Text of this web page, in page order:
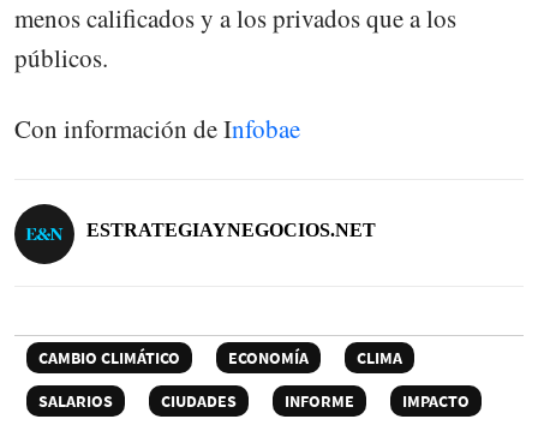
menos calificados y a los privados que a los
públicos.
Con información de Infobae
ESTRATEGIAYNEGOCIOS.NET
CAMBIO CLIMÁTICO ECONOMÍA
CLIMA
SALARIOS
CIUDADES INFORME
IMPACTO